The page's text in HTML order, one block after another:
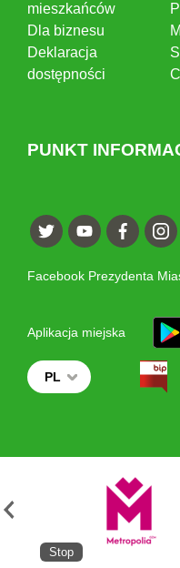
mieszkańców
Dla biznesu
Deklaracja
dostępności
PUNKT
Facebook Prezydenta
Aplikacja miejska
PL
Stop